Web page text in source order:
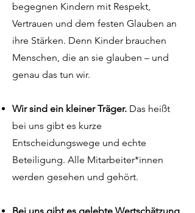
begegnen Kindern mit Respekt,
Vertrauen und dem festen Glauben an
ihre Stärken. Denn Kinder brauchen
Menschen, die an sie glauben – und
genau das tun wir.
Wir sind ein kleiner Träger. Das heißt
bei uns gibt es kurze
Entscheidungswege und echte
Beteiligung. Alle Mitarbeiter*innen
werden gesehen und gehört.